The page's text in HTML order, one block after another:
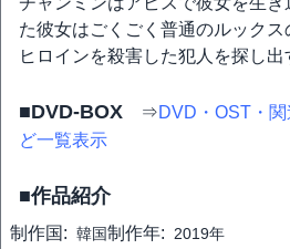
た彼女はごくごく普通のルック
ヒロインを殺害した犯人を探し出
■DVD-BOX ⇒DVD・OST・
ど一覧表示
■作品紹介
制作国: 韓国制作年: 2019年